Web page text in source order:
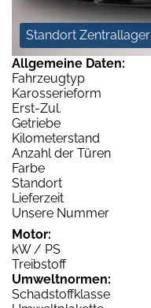
Standort Zentrallager
Allgemeine Daten:
Fahrzeugtyp
Karosserieform
Erst-Zul.
Getriebe
Kilometerstand
Anzahl der Türen
Farbe
Standort
Lieferzeit
Unsere Nummer
Motor:
kW / PS
Treibstoff
Umweltnormen:
Schadstoffklasse